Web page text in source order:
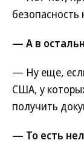
безопасность
— А в
— Ну еще,
США, у
получить
— То есть